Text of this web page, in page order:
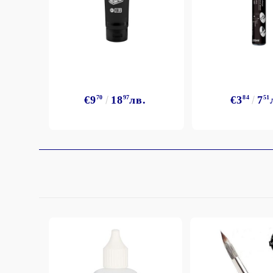
€970 1897лв. €384 751